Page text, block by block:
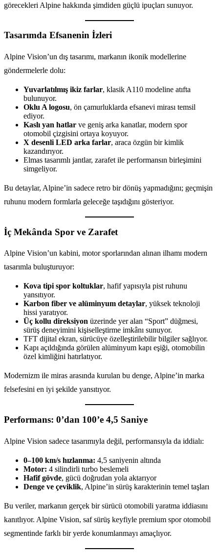
görecekleri Alpine hakkında şimdiden güçlü ipuçları sunuyor.
Tasarımda Efsanenin İzleri
Alpine Vision’un dış tasarımı, markanın ikonik modellerine
göndermelerle dolu:
Yuvarlatılmış ikiz farlar, klasik A110 modeline atıfta
bulunuyor.
Oklu A logosu, ön çamurluklarda efsanevi mirası temsil
ediyor.
Kaslı yan hatlar ve geniş arka kanatlar, modern spor
otomobil çizgisini ortaya koyuyor.
X desenli LED arka farlar, araca özgün bir kimlik
kazandırıyor.
Elmas tasarımlı jantlar, zarafet ile performansın birleşimini
simgeliyor.
Bu detaylar, Alpine’in sadece retro bir dönüş yapmadığını; geçmişin
ruhunu modern formlarla geleceğe taşıdığını gösteriyor.
İç Mekânda Spor ve Zarafet
Alpine Vision’un kabini, motor sporlarından alınan ilhamı modern
tasarımla buluşturuyor:
Kova tipi spor koltuklar, hafif yapısıyla pist ruhunu
yansıtıyor.
Karbon fiber ve alüminyum detaylar, yüksek teknoloji
hissi yaratıyor.
Üç kollu direksiyon üzerinde yer alan “Sport” düğmesi,
sürüş deneyimini kişiselleştirme imkânı sunuyor.
TFT dijital ekran, sürücüye özelleştirilebilir bilgiler sağlıyor.
Kapı açıldığında görülen alüminyum kapı eşiği, otomobilin
özel kimliğini hatırlatıyor.
Modernizm ile miras arasında kurulan bu denge, Alpine’in marka
felsefesini en iyi şekilde yansıtıyor.
Performans: 0’dan 100’e 4,5 Saniye
Alpine Vision sadece tasarımıyla değil, performansıyla da iddialı:
0–100 km/s hızlanma: 4,5 saniyenin altında
Motor: 4 silindirli turbo beslemeli
Hafif gövde, gücü doğrudan yola aktarıyor
Denge ve çeviklik, Alpine’in sürüş karakterinin temel taşları
Bu veriler, markanın gerçek bir sürücü otomobili yaratma iddiasını
kanıtlıyor. Alpine Vision, saf sürüş keyfiyle premium spor otomobil
segmentinde farklı bir yerde konumlanmayı amaçlıyor.